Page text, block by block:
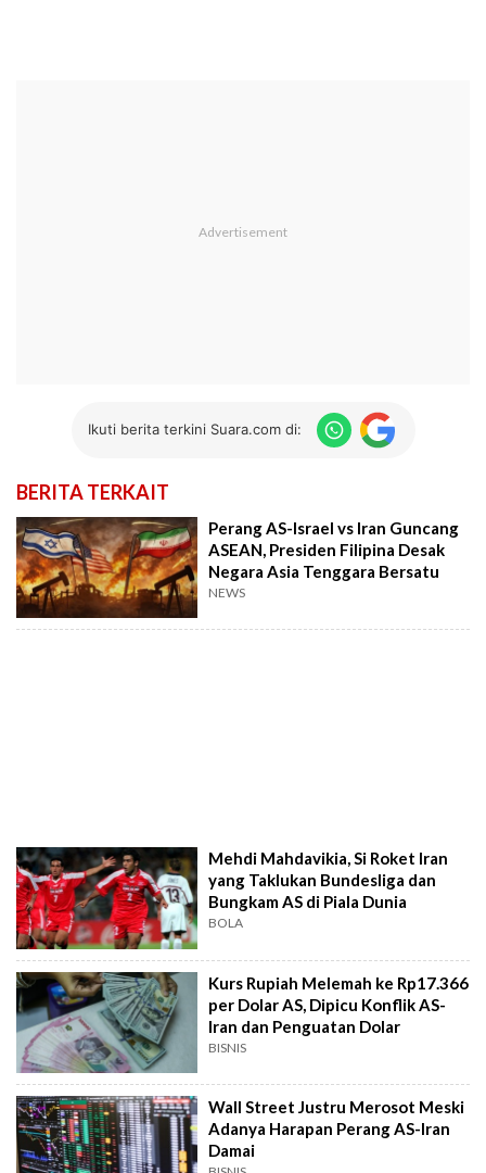
Ikuti berita terkini Suara.com di:
BERITA TERKAIT
Perang AS-Israel vs Iran Guncang
ASEAN, Presiden Filipina Desak
Negara Asia Tenggara Bersatu
NEWS
Mehdi Mahdavikia, Si Roket Iran
yang Taklukan Bundesliga dan
Bungkam AS di Piala Dunia
BOLA
Kurs Rupiah Melemah ke Rp17.366
per Dolar AS, Dipicu Konflik AS-
Iran dan Penguatan Dolar
BISNIS
Wall Street Justru Merosot Meski
Adanya Harapan Perang AS-Iran
Damai